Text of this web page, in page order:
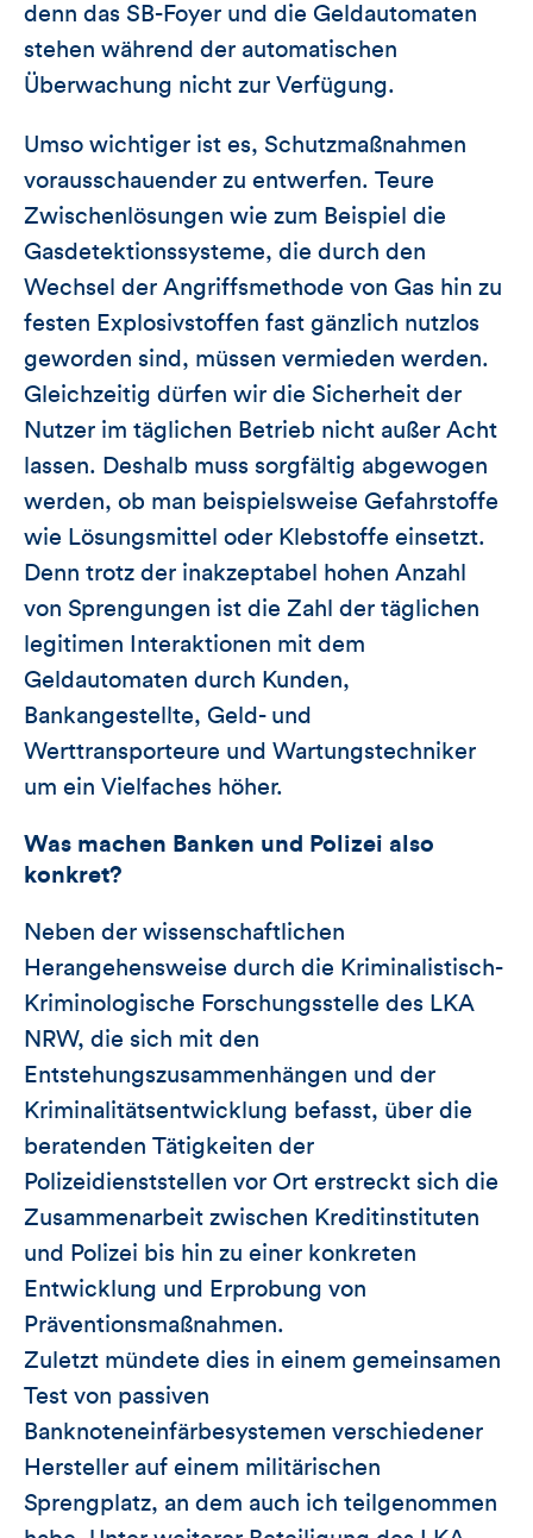
denn das SB-Foyer und die Geldautomaten
stehen während der automatischen
Überwachung nicht zur Verfügung.
Umso wichtiger ist es, Schutzmaßnahmen
vorausschauender zu entwerfen. Teure
Zwischenlösungen wie zum Beispiel die
Gasdetektionssysteme, die durch den
Wechsel der Angriffsmethode von Gas hin zu
festen Explosivstoffen fast gänzlich nutzlos
geworden sind, müssen vermieden werden.
Gleichzeitig dürfen wir die Sicherheit der
Nutzer im täglichen Betrieb nicht außer Acht
lassen. Deshalb muss sorgfältig abgewogen
werden, ob man beispielsweise Gefahrstoffe
wie Lösungsmittel oder Klebstoffe einsetzt.
Denn trotz der inakzeptabel hohen Anzahl
von Sprengungen ist die Zahl der täglichen
legitimen Interaktionen mit dem
Geldautomaten durch Kunden,
Bankangestellte, Geld- und
Werttransporteure und Wartungstechniker
um ein Vielfaches höher.
Was machen Banken und Polizei also
konkret?
Neben der wissenschaftlichen
Herangehensweise durch die Kriminalistisch-
Kriminologische Forschungsstelle des LKA
NRW, die sich mit den
Entstehungszusammenhängen und der
Kriminalitätsentwicklung befasst, über die
beratenden Tätigkeiten der
Polizeidienststellen vor Ort erstreckt sich die
Zusammenarbeit zwischen Kreditinstituten
und Polizei bis hin zu einer konkreten
Entwicklung und Erprobung von
Präventionsmaßnahmen.
Zuletzt mündete dies in einem gemeinsamen
Test von passiven
Banknoteneinfärbesystemen verschiedener
Hersteller auf einem militärischen
Sprengplatz, an dem auch ich teilgenommen